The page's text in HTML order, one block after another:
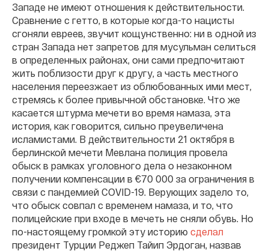
Западе не имеют отношения к действительности.
Сравнение с гетто, в которые когда-то нацисты
сгоняли евреев, звучит кощунственно: ни в одной из
стран Запада нет запретов для мусульман селиться
в определенных районах, они сами предпочитают
жить поблизости друг к другу, а часть местного
населения переезжает из облюбованных ими мест,
стремясь к более привычной обстановке. Что же
касается штурма мечети во время намаза, эта
история, как говорится, сильно преувеличена
исламистами. В действительности 21 октября в
берлинской мечети Мевлана полиция провела
обыск в рамках уголовного дела о незаконном
получении компенсации в €70 000 за ограничения в
связи с пандемией COVID-19. Верующих задело то,
что обыск совпал с временем намаза, и то, что
полицейские при входе в мечеть не сняли обувь. Но
по-настоящему громкой эту историю сделал
президент Турции Реджеп Тайип Эрдоган, назвав